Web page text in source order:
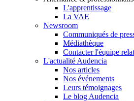
L'apprentissage
La VAE
Newsroom
Communiqués de
Médiathèque
Contacter l'équipe
L'actualité Audencia
Nos articles
Nos événements
Leurs témoignages
Le blog Audencia